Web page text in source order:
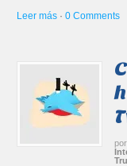
Leer más ·0 Comments
por